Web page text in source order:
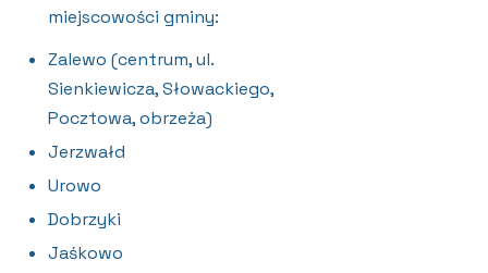
miejscowości gminy:
Zalewo (centrum, ul.
Sienkiewicza, Słowackiego,
Pocztowa, obrzeża)
Jerzwałd
Urowo
Dobrzyki
Jaśkowo